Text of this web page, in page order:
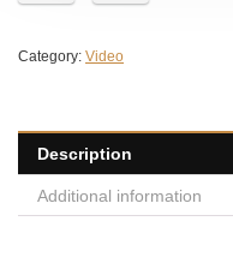
Category: Video
Description
Additional information